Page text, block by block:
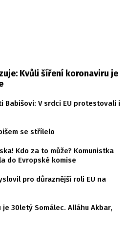
Kvůli šíření koronaviru je
Babišovi: V srdci EU protestovali i
se střílelo
Kdo za to může? Komunistka
do Evropské komise
pro důraznější roli EU na
30letý Somálec. Alláhu Akbar,